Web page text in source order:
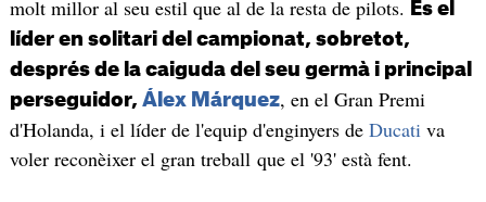
molt millor al seu estil que al de la resta de pilots.
És el
líder en solitari del campionat, sobretot,
després de la caiguda del seu germà i principal
perseguidor, Álex Márquez, en el Gran Premi
d'Holanda, i el líder de l'equip d'enginyers de Ducati va
voler reconèixer el gran treball que el '93' està fent.